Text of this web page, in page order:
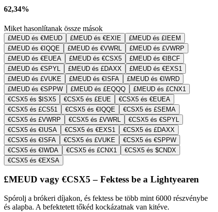
62,34%
Miket hasonlítanak össze mások
£MEUD és €MEUD £MEUD és €EXIE
£MEUD és £IEEM
£MEUD és €IQQE
£MEUD és €VWRL
£MEUD és £VWRP
£MEUD és €EUEA
£MEUD és €CSX5
£MEUD és €IBCF
£MEUD és €SPYL
£MEUD és £DAXX
£MEUD és €EXS1
£MEUD és £VUKE
£MEUD és €ISFA
£MEUD és €IWRD
£MEUD és €SPPW
£MEUD és £EQQQ
£MEUD és £CNX1
€CSX5 és $ISX5
€CSX5 és £EUE
€CSX5 és €EUEA
€CSX5 és £CS51
€CSX5 és €IQQE
€CSX5 és £SEMA
€CSX5 és £VWRP
€CSX5 és £VWRL
€CSX5 és €SPYL
€CSX5 és €IUSA
€CSX5 és €EXS1
€CSX5 és £DAXX
€CSX5 és €ISFA
€CSX5 és £VUKE
€CSX5 és €SPPW
€CSX5 és €IWDA
€CSX5 és £CNX1
€CSX5 és $CNDX
€CSX5 és €EXSA
£MEUD vagy €CSX5 – Fektess be a Lightyearen
Spórolj a brókeri díjakon, és fektess be több mint 6000 részvénybe
és alapba. A befektetett tőkéd kockázatnak van kitéve.